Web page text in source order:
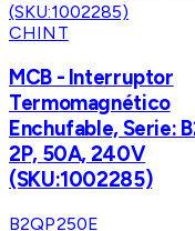
CHINT
MCB - Interruptor
Termomagnético
Enchufable, Serie:
2P, 50A, 240V
(SKU:1002285)
B2QP250E